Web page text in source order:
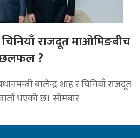
चिनियाँ राजदूत माओमिङबीच
छलफल ?
बालेन्द्र शाह र चिनियाँ राजदूत
भएको छ। सोमबार